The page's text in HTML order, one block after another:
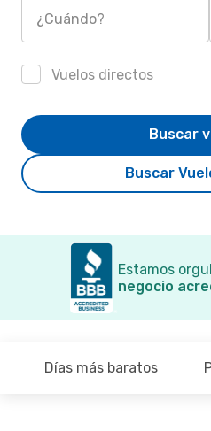
¿Cuándo?
Vuelos directos
Buscar
Buscar
Estamos
negocio
Días más baratos